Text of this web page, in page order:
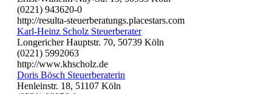
(0221) 943620-0
http://resulta-steuerberatungs.placestars.com
Karl-Heinz Scholz Steuerberater
Longericher Hauptstr. 70, 50739 Köln
(0221) 5992063
http://www.khscholz.de
Doris Bösch Steuerberaterin
Henleinstr. 18, 51107 Köln